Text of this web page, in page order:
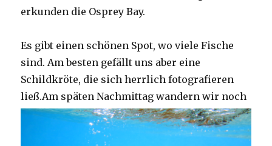
erkunden die Osprey Bay.
Es gibt einen schönen Spot, wo viele Fische
sind. Am besten gefällt uns aber eine
Schildkröte, die sich herrlich fotografieren
ließ.Am späten Nachmittag wandern wir noch